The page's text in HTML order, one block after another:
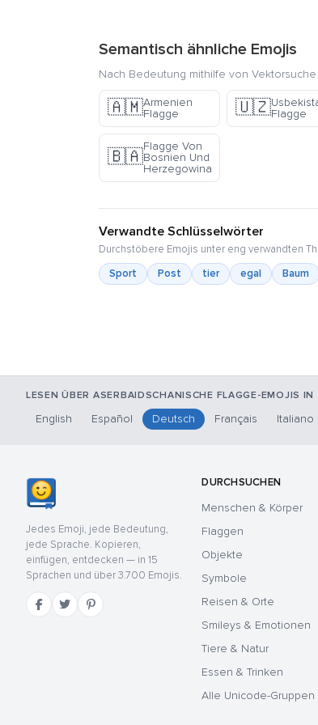
Semantisch ähnliche Emojis
Nach Bedeutung mithilfe von
🇦🇲Armenien
Flagge
🇺🇿Flagge
🇧🇦
Flagge Von
Bosnien Und
Herzegowina
Verwandte Schlüsselwörter
Durchstöbere Emojis unter eng verwandten
Sport
Post tier egal Baum
LESEN ÜBER ASERBAIDSCHANISCHE FLAGGE-EMOJIS IN
English Español Deutsch Français Italiano
Jedes Emoji, jede Bedeutung,
jede Sprache. Kopieren,
einfügen, entdecken — in 15
Sprachen und über 3.700 Emojis.
DURCHSUCHEN
Menschen & Körper
Flaggen
Objekte
Symbole
Reisen & Orte
Smileys & Emotionen
Tiere & Natur
Essen & Trinken
Alle Unicode-Gruppen